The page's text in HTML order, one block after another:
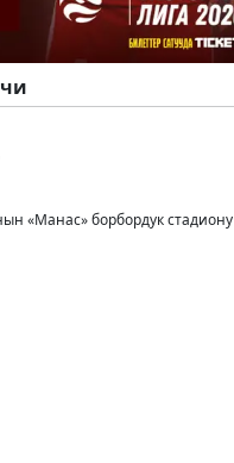
«Манас» борбордук стадиону